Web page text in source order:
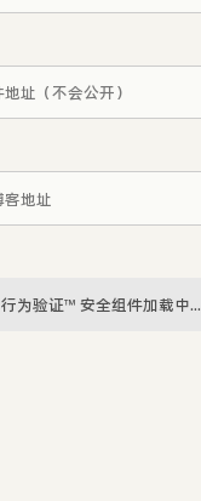
行为验证™ 安全组件加载中...